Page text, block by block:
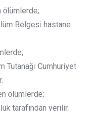
ölümlerde;
Belgesi hastane
Tutanağı Cumhuriyet
ölümlerde;
tarafından verilir.